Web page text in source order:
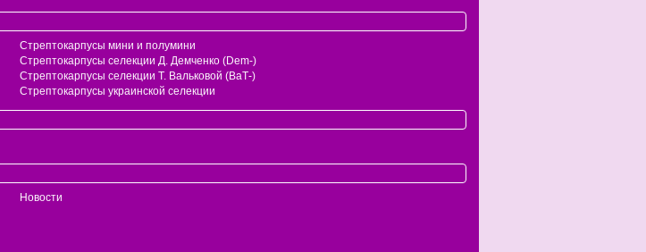
Стрептокарпусы мини и полумини
Стрептокарпусы селекции Д. Демченко (Dem-)
Стрептокарпусы селекции Т. Вальковой (ВаТ-)
Стрептокарпусы украинской селекции
Новости